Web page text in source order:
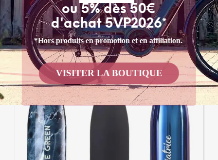
ou 5% dès 50€
d'achat 5VP2026*
*Hors produits en promotion et en affiliation.
VISITER LA BOUTIQUE